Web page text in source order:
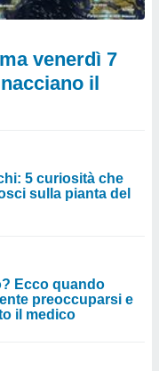
venerdì 7
il
5 curiosità che
sulla pianta del
Ecco quando
preoccuparsi e
il medico